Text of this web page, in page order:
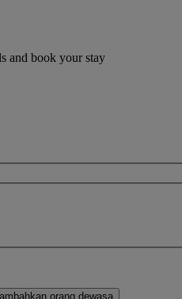
and book your stay
orang dewasa